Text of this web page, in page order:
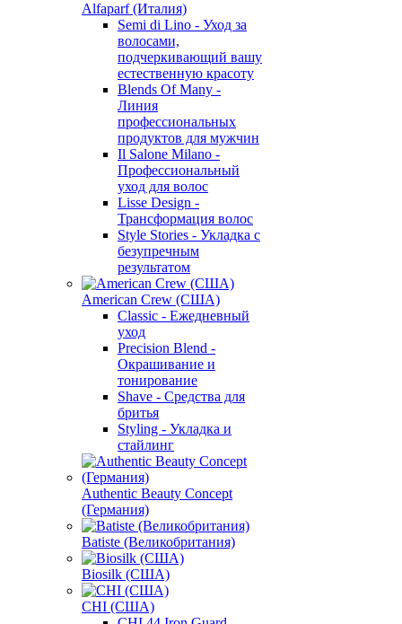
Alfaparf (Италия)
Semi di Lino - Уход за
волосами,
подчеркивающий вашу
естественную красоту
Blends Of Many -
Линия
профессиональных
продуктов для мужчин
Il Salone Milano -
Профессиональный
уход для волос
Lisse Design -
Трансформация волос
Style Stories - Укладка с
безупречным
результатом
American Crew (США)
Classic - Ежедневный
уход
Precision Blend -
Окрашивание и
тонирование
Shave - Средства для
бритья
Styling - Укладка и
стайлинг
Authentic Beauty Concept
(Германия)
Batiste (Великобритания)
Biosilk (США)
CHI (США)